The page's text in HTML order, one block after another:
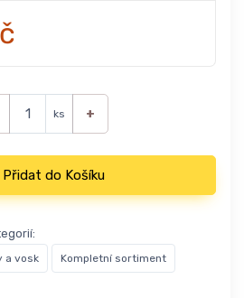
ks +
Přidat do Košíku
a vosk Kompletní sortiment